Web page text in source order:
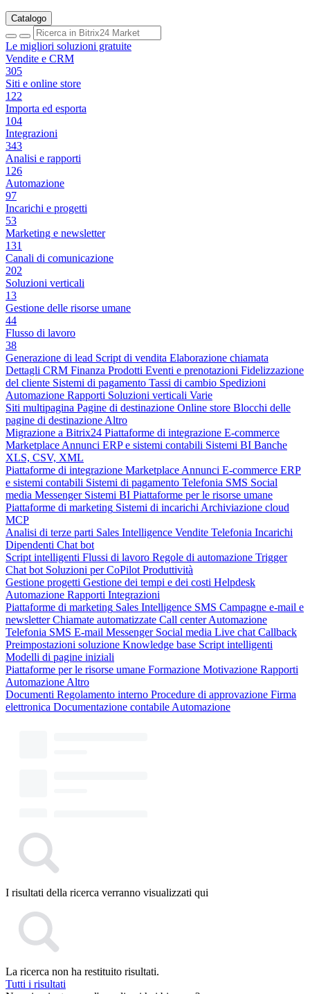
Catalogo
Le migliori soluzioni gratuite
Vendite e CRM
305
Siti e online store
122
Importa ed esporta
104
Integrazioni
343
Analisi e rapporti
126
Automazione
97
Incarichi e progetti
53
Marketing e newsletter
131
Canali di comunicazione
202
Soluzioni verticali
13
Gestione delle risorse umane
44
Flusso di lavoro
38
Generazione di lead Script di vendita Elaborazione chiamata
Dettagli CRM Finanza Prodotti Eventi e prenotazioni Fidelizzazione
del cliente Sistemi di pagamento Tassi di cambio Spedizioni
Automazione Rapporti Soluzioni verticali Varie
Siti multipagina Pagine di destinazione Online store Blocchi delle
pagine di destinazione Altro
Migrazione a Bitrix24 Piattaforme di integrazione E-commerce
Marketplace Annunci ERP e sistemi contabili Sistemi BI Banche
XLS, CSV, XML
Piattaforme di integrazione Marketplace Annunci E-commerce ERP
e sistemi contabili Sistemi di pagamento Telefonia SMS Social
media Messenger Sistemi BI Piattaforme per le risorse umane
Piattaforme di marketing Sistemi di incarichi Archiviazione cloud
MCP
Analisi di terze parti Sales Intelligence Vendite Telefonia Incarichi
Dipendenti Chat bot
Script intelligenti Flussi di lavoro Regole di automazione Trigger
Chat bot Soluzioni per CoPilot Produttività
Gestione progetti Gestione dei tempi e dei costi Helpdesk
Automazione Rapporti Integrazioni
Piattaforme di marketing Sales Intelligence SMS Campagne e-mail e
newsletter Chiamate automatizzate Call center Automazione
Telefonia SMS E-mail Messenger Social media Live chat Callback
Preimpostazioni soluzione Knowledge base Script intelligenti
Modelli di pagine iniziali
Piattaforme per le risorse umane Formazione Motivazione Rapporti
Automazione Altro
Documenti Regolamento interno Procedure di approvazione Firma
elettronica Documentazione contabile Automazione
I risultati della ricerca verranno visualizzati qui
La ricerca non ha restituito risultati.
Tutti i risultati